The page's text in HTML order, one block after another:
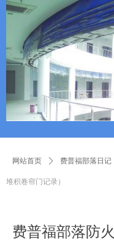
网站首页 ꄲ 费普福部落日记
堆积卷帘门记录）
费普福部落防